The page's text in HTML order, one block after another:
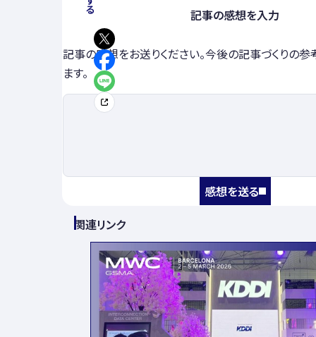
記事の感想を入力
記事の感想をお送りください。今後の記事づくりの
ます。
感想を送る
関連リンク